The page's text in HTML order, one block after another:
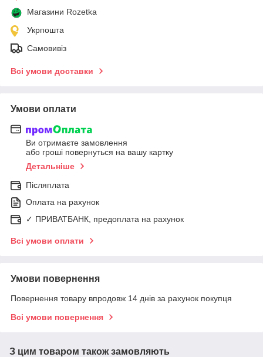
Магазини Rozetka
Укрпошта
Самовивіз
Всі умови доставки
Умови оплати
Ви отримаєте замовлення
або гроші повернуться на вашу картку
Детальніше
Післяплата
Оплата на рахунок
✓ ПРИВАТБАНК, предоплата на рахунок
Всі умови оплати
Умови повернення
Повернення товару впродовж 14 днів за рахунок покупця
Всі умови повернення
З цим товаром також замовляють